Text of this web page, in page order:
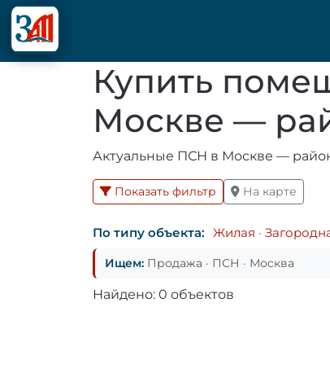
Купить
Москве —
Актуальные ПСН в Москве —
Показать фильтр На карте
По типу объекта: Жилая ·
Ищем: Продажа · ПСН · Москва
Найдено: 0 объектов